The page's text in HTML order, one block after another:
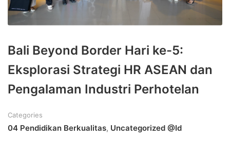
Bali Beyond Border Hari ke-5:
Eksplorasi Strategi HR ASEAN dan
Pengalaman Industri Perhotelan
Categories
04 Pendidikan Berkualitas, Uncategorized @id